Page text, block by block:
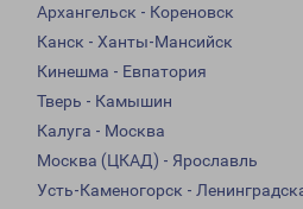
Архангельск - Кореновск
Канск - Ханты-Мансийск
Кинешма - Евпатория
Тверь - Камышин
Калуга - Москва
Москва (ЦКАД) - Ярославль
Усть-Каменогорск -